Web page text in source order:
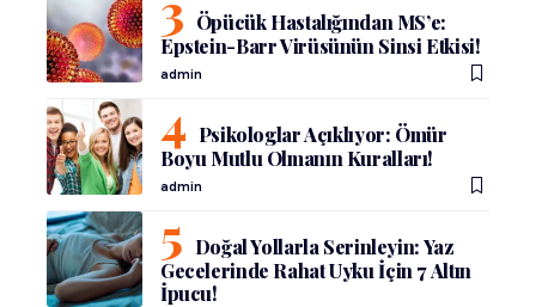
Öpücük Hastalığından MS’e:
Epstein-Barr Virüsünün Sinsi Etkisi!
admin
Psikologlar Açıklıyor: Ömür
Boyu Mutlu Olmanın Kuralları!
admin
Doğal Yollarla Serinleyin: Yaz
Gecelerinde Rahat Uyku İçin 7 Altın
İpucu!